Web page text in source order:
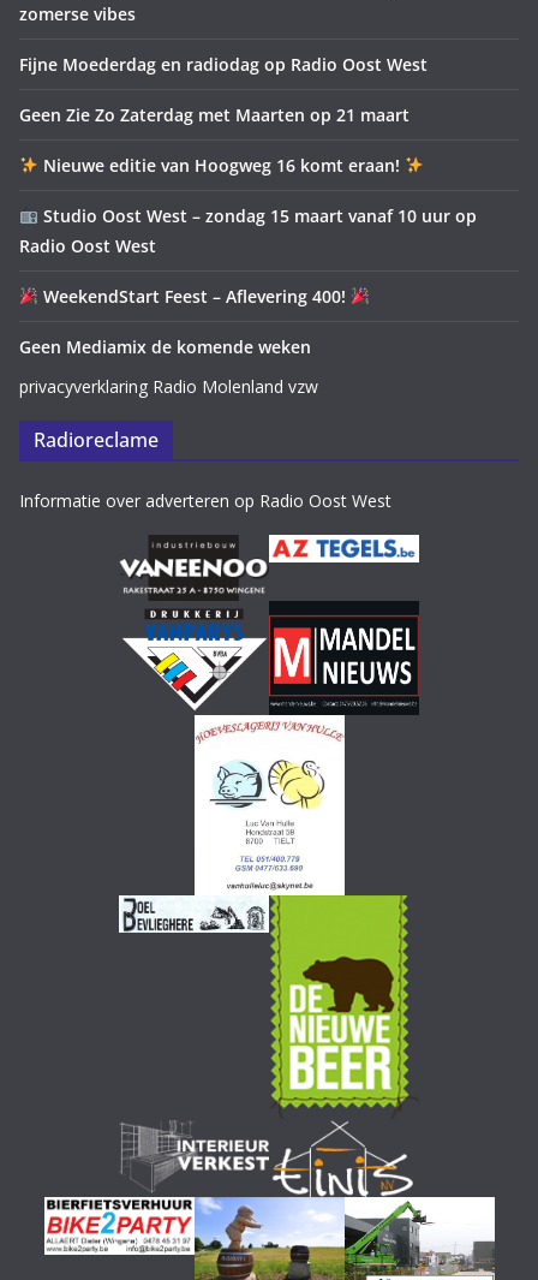
zomerse vibes
Fijne Moederdag en radiodag op Radio Oost West
Geen Zie Zo Zaterdag met Maarten op 21 maart
Nieuwe editie van Hoogweg 16 komt eraan!
Studio Oost West – zondag 15 maart vanaf 10 uur op
Radio Oost West
WeekendStart Feest – Aflevering 400!
Geen Mediamix de komende weken
privacyverklaring Radio Molenland vzw
Radioreclame
Informatie over adverteren op Radio Oost West